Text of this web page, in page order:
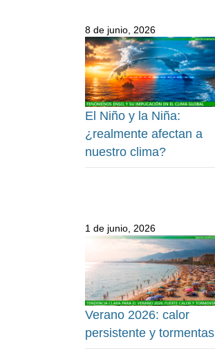
8 de junio, 2026
El Niño y la Niña:
¿realmente afectan a
nuestro clima?
1 de junio, 2026
Verano 2026: calor
persistente y tormentas